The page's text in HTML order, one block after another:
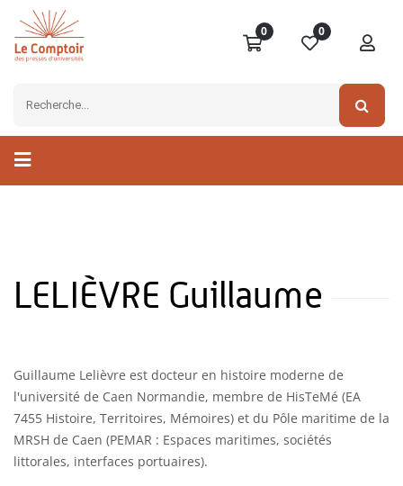
0 0
LELIÈVRE Guillaume
Guillaume Lelièvre est docteur en histoire moderne de
l'université de Caen Normandie, membre de HisTeMé (EA
7455 Histoire, Territoires, Mémoires) et du Pôle maritime de la
MRSH de Caen (PEMAR : Espaces maritimes, sociétés
littorales, interfaces portuaires).